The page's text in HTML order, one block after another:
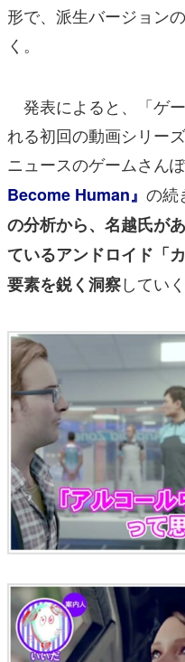
形で、派生バージョン
く。
発表によると、「ゲ
れる初回の動画シリーズ
ニュースのゲームさん
Become Human』 の続
の分析から、名越氏が
ているアンドロイド「
要素を鋭く洞察してい